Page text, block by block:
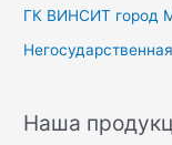
ГК ВИНСИТ город
Наша